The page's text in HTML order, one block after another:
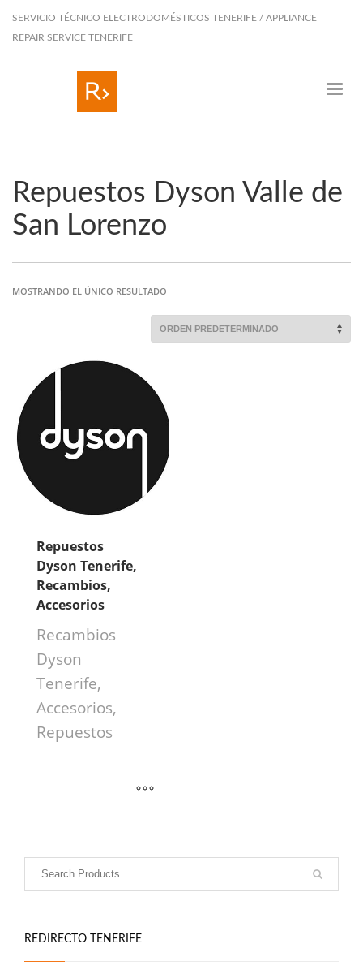
SERVICIO TÉCNICO ELECTRODOMÉSTICOS TENERIFE / APPLIANCE
REPAIR SERVICE TENERIFE
Repuestos Dyson Valle de
San Lorenzo
MOSTRANDO EL ÚNICO RESULTADO
Repuestos
Dyson Tenerife,
Recambios,
Accesorios
Recambios
Dyson
Tenerife,
Accesorios,
Repuestos
REDIRECTO TENERIFE